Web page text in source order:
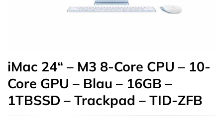
iMac 24“ – M3 8-Core CPU – 10-
Core GPU – Blau – 16GB –
1TBSSD – Trackpad – TID-ZFB